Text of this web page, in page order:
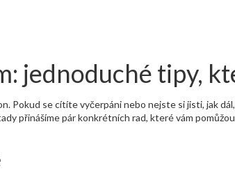
jednoduché tipy,
Pokud se cítíte vyčerpáni nebo nejste si jisti, jak
přinášíme pár konkrétních rad, které vám